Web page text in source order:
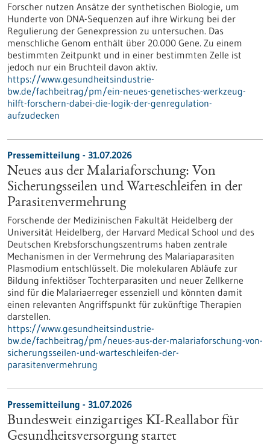
Forscher nutzen Ansätze der synthetischen Biologie, um
Hunderte von DNA-Sequenzen auf ihre Wirkung bei der
Regulierung der Genexpression zu untersuchen. Das
menschliche Genom enthält über 20.000 Gene. Zu einem
bestimmten Zeitpunkt und in einer bestimmten Zelle ist
jedoch nur ein Bruchteil davon aktiv.
https://www.gesundheitsindustrie-
bw.de/fachbeitrag/pm/ein-neues-genetisches-werkzeug-
hilft-forschern-dabei-die-logik-der-genregulation-
aufzudecken
Pressemitteilung - 31.07.2026
Neues aus der Malariaforschung: Von
Sicherungsseilen und Warteschleifen in der
Parasitenvermehrung
Forschende der Medizinischen Fakultät Heidelberg der
Universität Heidelberg, der Harvard Medical School und des
Deutschen Krebsforschungszentrums haben zentrale
Mechanismen in der Vermehrung des Malariaparasiten
Plasmodium entschlüsselt. Die molekularen Abläufe zur
Bildung infektiöser Tochterparasiten und neuer Zellkerne
sind für die Malariaerreger essenziell und könnten damit
einen relevanten Angriffspunkt für zukünftige Therapien
darstellen.
https://www.gesundheitsindustrie-
bw.de/fachbeitrag/pm/neues-aus-der-malariaforschung-von-
sicherungsseilen-und-warteschleifen-der-
parasitenvermehrung
Pressemitteilung - 31.07.2026
Bundesweit einzigartiges KI-Reallabor für
Gesundheits­versorgung startet